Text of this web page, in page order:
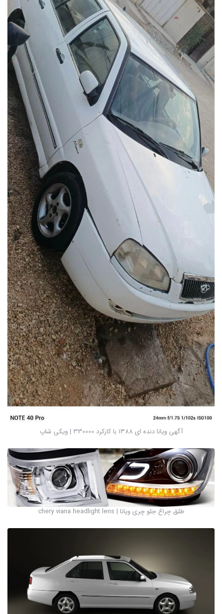
آگهی ویانا دنده ای ۱۳۸۸ با کارکرد 330000 | ویکی شاپ
طلق چراغ جلو چری ویانا | chery viana headlight lens